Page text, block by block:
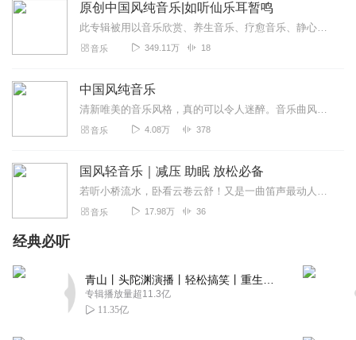
原创中国风纯音乐|如听仙乐耳暂鸣
此专辑被用以音乐欣赏、养生音乐、疗愈音乐、静心音乐、书房音乐。中国音乐追求“清、静、淡、远”的意境，旋律优美的音乐能修身养性、让身...
音乐 349.11万 18
中国风纯音乐
清新唯美的音乐风格，真的可以令人迷醉。音乐曲风感性多情，动人契心；惬意悠闲，扣人心弦……所有收录的乐曲为最受欢迎的中国风纯音乐，其中既有民间乐器自然古朴的原音与...
音乐 4.08万 378
国风轻音乐｜减压 助眠 放松必备
若听小桥流水，卧看云卷云舒！又是一曲笛声最动人，别是那晚萧语绕我心！古琴一抚听万籁之声！感自然之力！奏响国乐之筝！在声音的峡谷里，灵感汲取！为你写一首动人的歌曲...
音乐 17.98万 36
经典必听
专辑播放量超11.3亿
11.35亿